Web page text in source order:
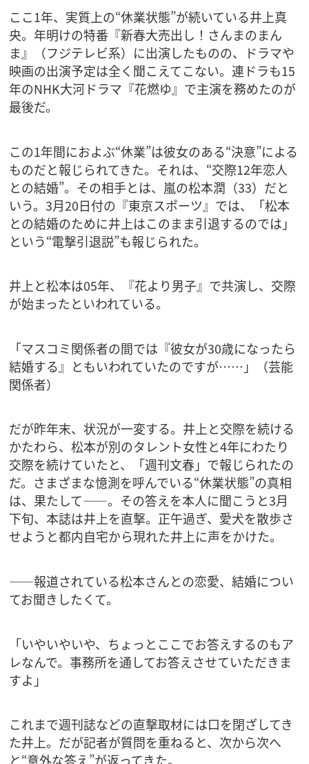
ここ1年、実質上の“休業状態”が続いている井上真
央。年明けの特番『新春大売出し！さんまのまん
ま』（フジテレビ系）に出演したものの、ドラマや
映画の出演予定は全く聞こえてこない。連ドラも15
年のNHK大河ドラマ『花燃ゆ』で主演を務めたのが
最後だ。
この1年間におよぶ“休業”は彼女のある“決意”による
ものだと報じられてきた。それは、“交際12年恋人
との結婚”。その相手とは、嵐の松本潤（33）だと
いう。3月20日付の『東京スポーツ』では、「松本
との結婚のために井上はこのまま引退するのでは」
という“電撃引退説”も報じられた。
井上と松本は05年、『花より男子』で共演し、交際
が始まったといわれている。
「マスコミ関係者の間では『彼女が30歳になったら
結婚する』ともいわれていたのですが……」（芸能
関係者）
だが昨年末、状況が一変する。井上と交際を続ける
かたわら、松本が別のタレント女性と4年にわたり
交際を続けていたと、「週刊文春」で報じられたの
だ。さまざまな憶測を呼んでいる“休業状態”の真相
は、果たして――。その答えを本人に聞こうと3月
下旬、本誌は井上を直撃。正午過ぎ、愛犬を散歩さ
せようと都内自宅から現れた井上に声をかけた。
――報道されている松本さんとの恋愛、結婚につい
てお聞きしたくて。
「いやいやいや、ちょっとここでお答えするのもア
レなんで。事務所を通してお答えさせていただきま
すよ」
これまで週刊誌などの直撃取材には口を閉ざしてき
た井上。だが記者が質問を重ねると、次から次へ
と“意外な答え”が返ってきた。